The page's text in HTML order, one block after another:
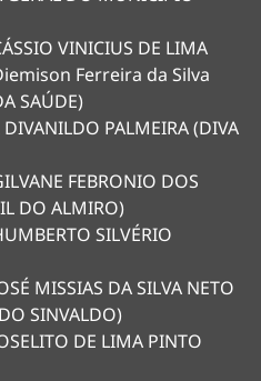
VINICIUS DE LIMA
Ferreira da Silva
SAÚDE)
DIVANILDO PALMEIRA (DIVA
FEBRONIO DOS
DO ALMIRO)
SILVÉRIO
MISSIAS DA SILVA NETO
SINVALDO)
DE LIMA PINTO